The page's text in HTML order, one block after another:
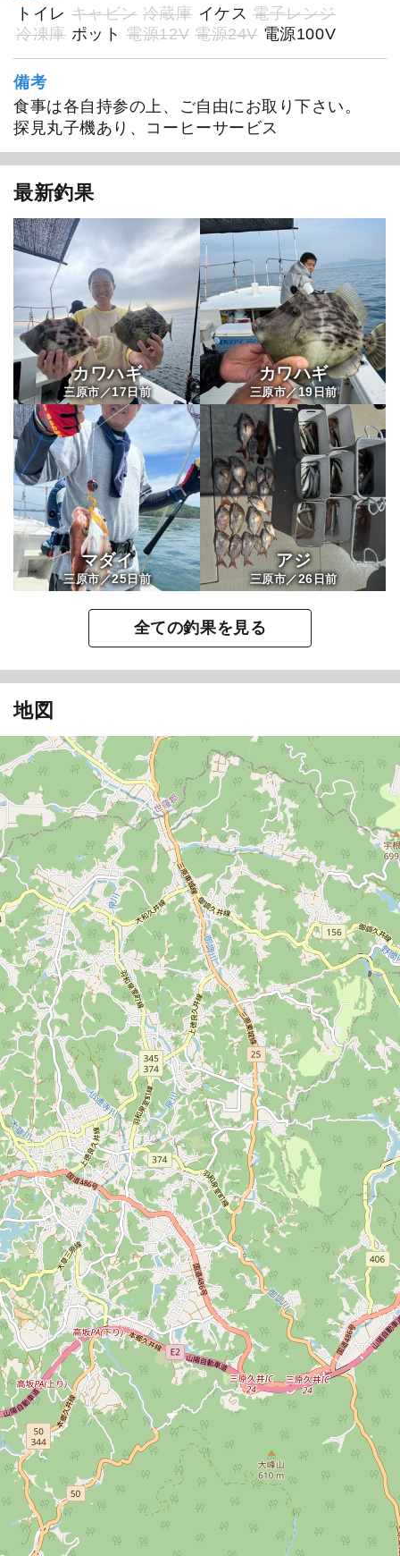
トイレ キャビン 冷蔵庫 イケス 電子レンジ
冷凍庫 ポット 電源12V 電源24V 電源100V
備考
食事は各自持参の上、ご自由にお取り下さい。
探見丸子機あり、コーヒーサービス
最新釣果
カワハギ
三原市／17日前
カワハギ
三原市／19日前
マダイ
三原市／25日前
アジ
三原市／26日前
全ての釣果を見る
地図